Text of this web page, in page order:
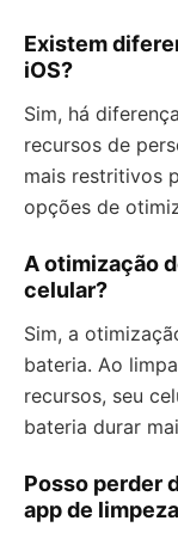
Existem
iOS?
Sim, há
recursos de
mais restritivos
opções de
A otimização
celular?
Sim, a
bateria. Ao
recursos, seu
bateria durar
Posso perder
app de